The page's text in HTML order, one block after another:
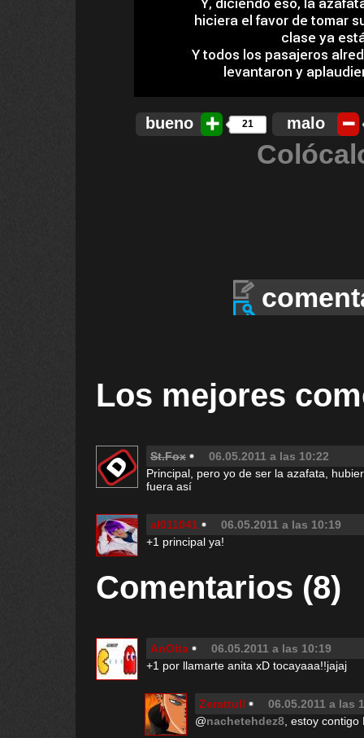
bueno 21 malo
Los mejores
St.Fox
06.05.2011 a las 10:22
Principal, pero yo de ser la azafata,
fuera así
al011041
06.05.2011 a las 10:19
+1 principal ya!
Comentarios (8)
AnOita
06.05.2011 a las 10:19
+1 por llamarte anita xD tocayaaa!!jajaj
Zerattull
06.05.2011 a las
@nachetehdez8 , estoy